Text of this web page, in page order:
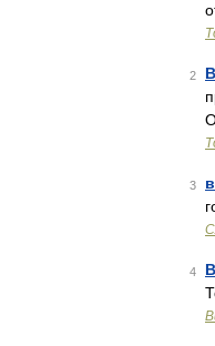
2
3
4